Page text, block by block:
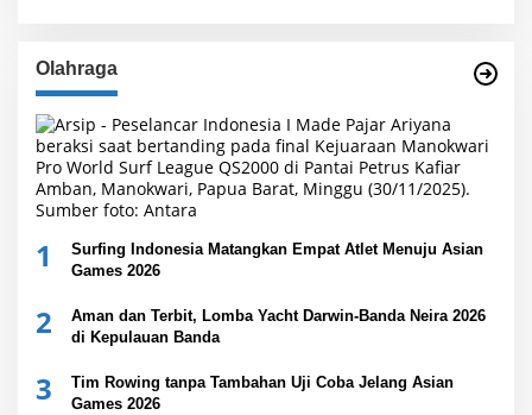
Olahraga
1
Surfing Indonesia Matangkan Empat Atlet Menuju Asian
Games 2026
2
Aman dan Terbit, Lomba Yacht Darwin-Banda Neira 2026
di Kepulauan Banda
3
Tim Rowing tanpa Tambahan Uji Coba Jelang Asian
Games 2026